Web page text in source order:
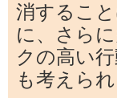
消するこ
に、さら
クの高い
も考えられ